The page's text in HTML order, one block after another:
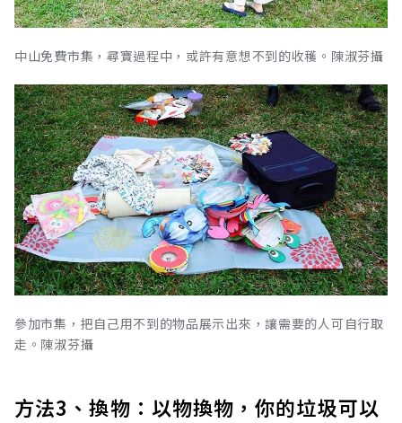
中山免費市集，尋寶過程中，或許有意想不到的收穫。陳淑芬攝
參加市集，把自己用不到的物品展示出來，讓需要的人可自行取
走。陳淑芬攝
方法3、換物：以物換物，你的垃圾可以